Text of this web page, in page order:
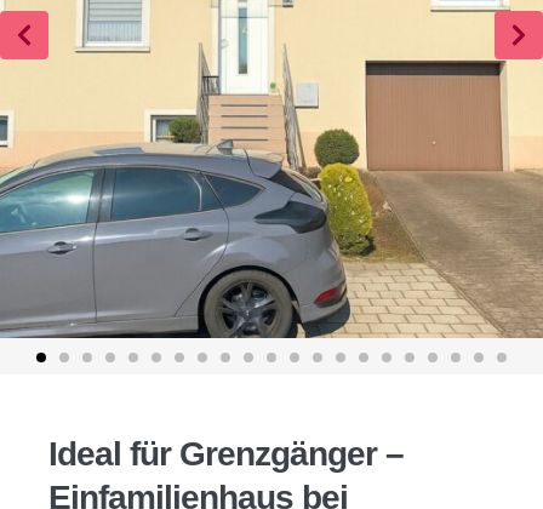
Ideal für Grenzgänger –
Einfamilienhaus bei